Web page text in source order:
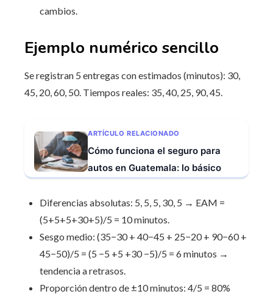
cambios.
Ejemplo numérico sencillo
Se registran 5 entregas con estimados (minutos): 30,
45, 20, 60, 50. Tiempos reales: 35, 40, 25, 90, 45.
ARTÍCULO RELACIONADO
Cómo funciona el seguro para
autos en Guatemala: lo básico
Diferencias absolutas: 5, 5, 5, 30, 5 → EAM =
(5+5+5+30+5)/5 = 10 minutos.
Sesgo medio: (35−30 + 40−45 + 25−20 + 90−60 +
45−50)/5 = (5 −5 +5 +30 −5)/5 = 6 minutos →
tendencia a retrasos.
Proporción dentro de ±10 minutos: 4/5 = 80%